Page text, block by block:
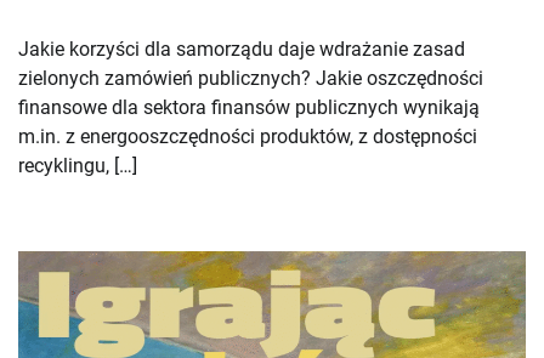
Jakie korzyści dla samorządu daje wdrażanie zasad
zielonych zamówień publicznych? Jakie oszczędności
finansowe dla sektora finansów publicznych wynikają
m.in. z energooszczędności produktów, z dostępności
recyklingu, […]